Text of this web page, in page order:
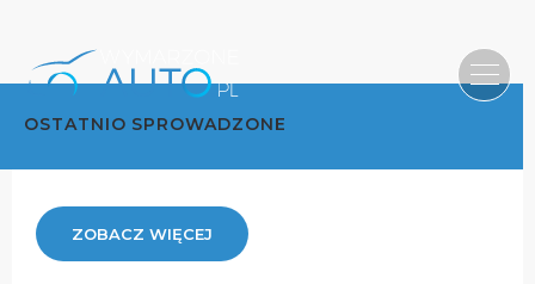
OSTATNIO SPROWADZONE
ZOBACZ WIĘCEJ